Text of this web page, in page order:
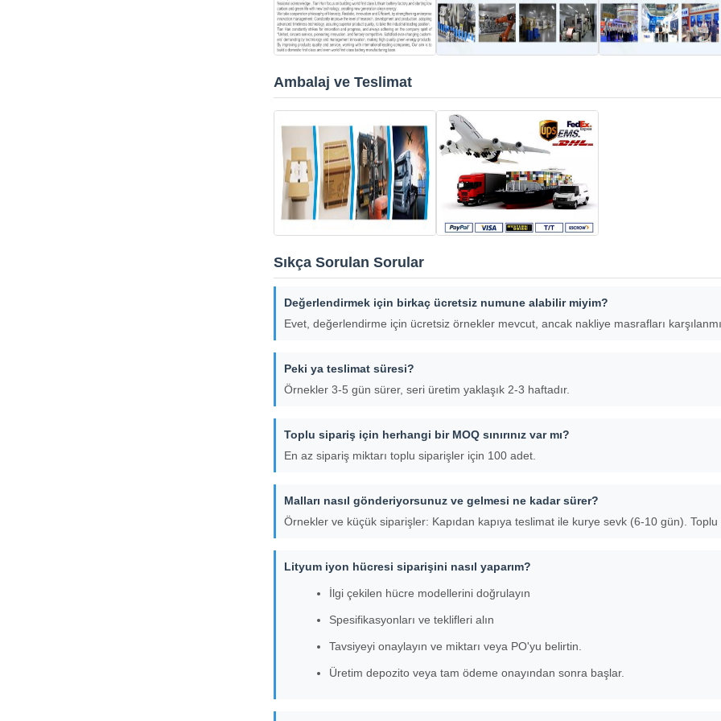
Ambalaj ve Teslimat
Sıkça Sorulan Sorular
Değerlendirmek için birkaç ücretsiz numune alabilir miyim?
Evet, değerlendirme için ücretsiz örnekler mevcut, ancak nakliye masrafları
Peki ya teslimat süresi?
Örnekler 3-5 gün sürer, seri üretim yaklaşık 2-3 haftadır.
Toplu sipariş için herhangi bir MOQ sınırınız var mı?
En az sipariş miktarı toplu siparişler için 100 adet.
Malları nasıl gönderiyorsunuz ve gelmesi ne kadar sürer?
Örnekler ve küçük siparişler: Kapıdan kapıya teslimat ile kurye sevk (6-10 gün).
Lityum iyon hücresi siparişini nasıl yaparım?
İlgi çekilen hücre modellerini doğrulayın
Spesifikasyonları ve teklifleri alın
Tavsiyeyi onaylayın ve miktarı veya PO'yu belirtin.
Üretim depozito veya tam ödeme onayından sonra başlar.